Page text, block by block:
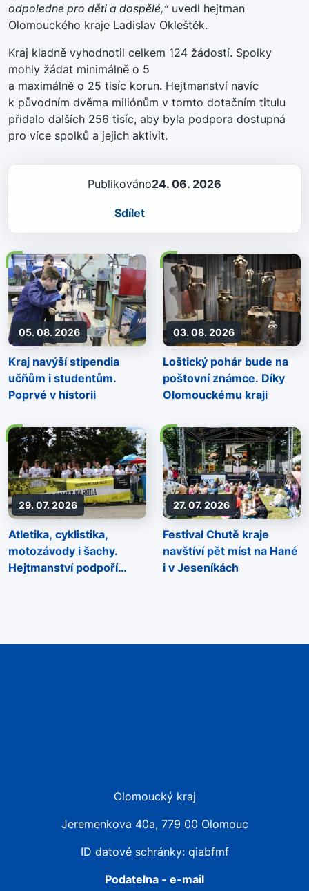
odpoledne pro děti a dospělé,“uvedl hejtman
Olomouckého kraje Ladislav Okleštěk.
Kraj kladně vyhodnotil celkem 124 žádostí. Spolky
mohly žádat minimálně o 5
a maximálně o 25 tisíc korun. Hejtmanství navíc
k původním dvěma miliónům v tomto dotačním titulu
přidalo dalších 256 tisíc, aby byla podpora dostupná
pro více spolků a jejich aktivit.
Publikováno24. 06. 2026
Sdílet
05. 08. 2026
Kraj navýší stipendia
učňům i studentům.
Poprvé v historii
03. 08. 2026
Loštický pohár bude na
poštovní známce. Díky
Olomouckému kraji
29. 07. 2026
Atletika, cyklistika,
motozávody i šachy.
Hejtmanství podpoří
27. 07. 2026
Festival Chutě kraje
navštíví pět míst na Hané
i v Jeseníkách
Olomoucký kraj
Jeremenkova 40a, 779 00 Olomouc
ID datové schránky: qiabfmf
Podatelna - e-mail